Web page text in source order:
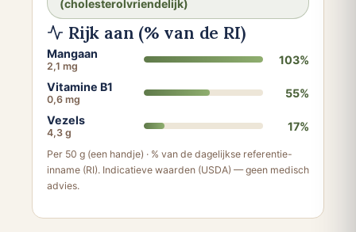
(cholesterolvriendelijk)
Rijk aan (% van de RI)
Mangaan
2,1 mg 103%
Vitamine B1
0,6 mg 55%
Vezels
4,3 g 17%
Per 50 g (een handje) · % van de dagelijkse referentie-
inname (RI). Indicatieve waarden (USDA) — geen medisch
advies.